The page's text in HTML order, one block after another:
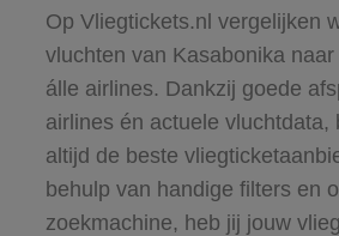
Op Vliegtickets.nl vergelijken
vluchten van Kasabonika
álle airlines. Dankzij goede
airlines én actuele vluchtdata,
altijd de beste
behulp van handige filters en
zoekmachine, heb jij jouw